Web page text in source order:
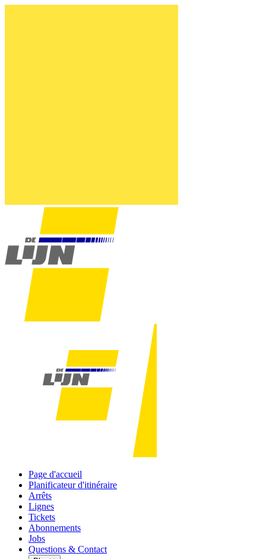
Page d'accueil
Planificateur d'itinéraire
Arrêts
Lignes
Tickets
Abonnements
Jobs
Questions & Contact